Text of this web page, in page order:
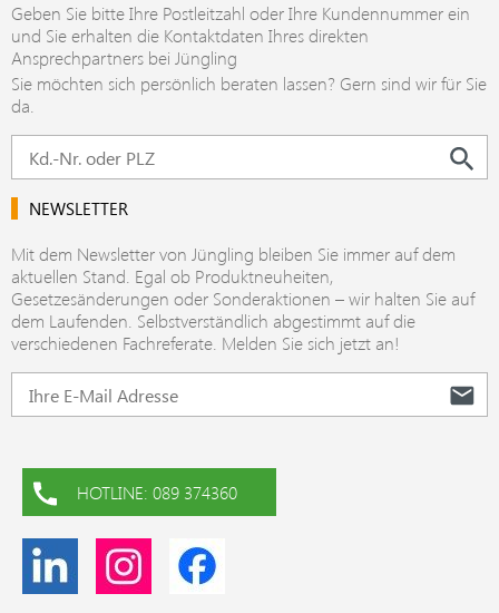
Geben Sie bitte Ihre Postleitzahl oder Ihre Kundennummer ein
und Sie erhalten die Kontaktdaten Ihres direkten
Ansprechpartners bei Jüngling
Sie möchten sich persönlich beraten lassen? Gern sind wir für Sie
da.
NEWSLETTER
Mit dem Newsletter von Jüngling bleiben Sie immer auf dem
aktuellen Stand. Egal ob Produktneuheiten,
Gesetzesänderungen oder Sonderaktionen – wir halten Sie auf
dem Laufenden. Selbstverständlich abgestimmt auf die
verschiedenen Fachreferate. Melden Sie sich jetzt an!
HOTLINE: 089 374360